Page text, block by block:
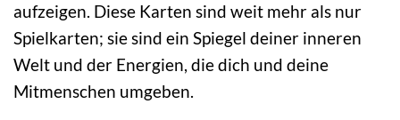
aufzeigen. Diese Karten sind weit mehr als nur
Spielkarten; sie sind ein Spiegel deiner inneren
Welt und der Energien, die dich und deine
Mitmenschen umgeben.